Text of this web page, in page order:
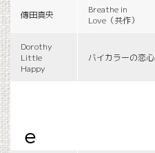
傳田真央
Breathe in
Love（共作）
Dorothy
Little
Happy
バイカラーの恋心
e